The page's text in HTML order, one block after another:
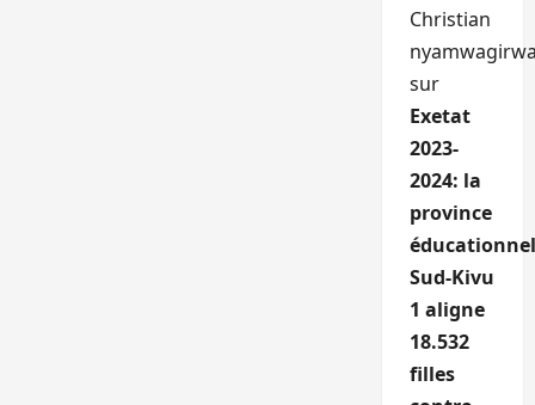
Christian
sur
Exetat
2023-
2024: la
province
Sud-Kivu
1 aligne
18.532
filles